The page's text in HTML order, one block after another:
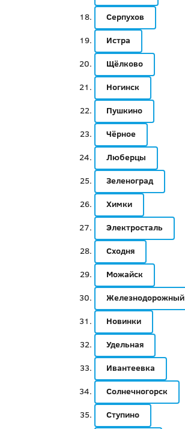
Серпухов
Истра
Щёлково
Ногинск
Пушкино
Чёрное
Люберцы
Зеленоград
Химки
Электросталь
Сходня
Можайск
Железнодорожный
Новинки
Удельная
Ивантеевка
Солнечногорск
Ступино